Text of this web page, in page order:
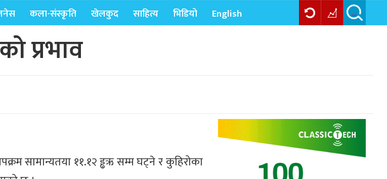
कला-संस्कृति खेलकुद साहित्य भिडियो English
प्रभाव
सामान्यतया ११.१२ ड्ढऋ सम्म घट्ने र कुहिरोका